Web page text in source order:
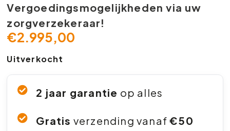
Vergoedingsmogelijkheden via uw
zorgverzekeraar!
€2.995,00
Uitverkocht
2 jaar garantie op alles
Gratis verzending vanaf€50